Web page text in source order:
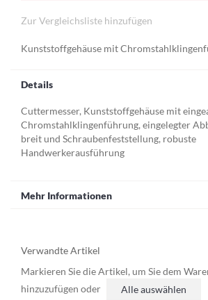
Zur Vergleichsliste hinzufügen
Kunststoffgehäuse mit
Details
Cuttermesser, Kunststoffgehäuse mit
Chromstahlklingenführung, eingelegter
breit und Schraubenfeststellung, robuste
Handwerkerausführung
Mehr Informationen
Verwandte Artikel
Markieren Sie die Artikel, um Sie dem
hinzuzufügen oder
Alle auswählen